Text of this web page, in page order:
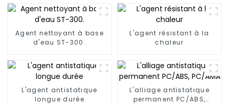
Agent nettoyant à base
d'eau ST-300.
L'agent résistant à la
chaleur
L'agent antistatique
longue durée
L'alliage antistatique
permanent PC/ABS,